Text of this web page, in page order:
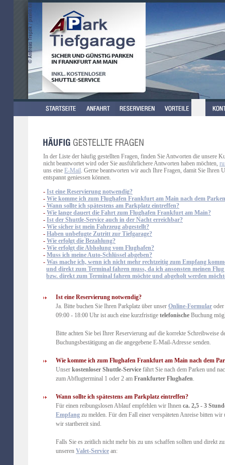
In der Liste der häufig gestellten Fragen, finden Sie Antworten die unsere
nicht beantwortet wird oder Sie ausführlichere Antworten haben möchten,
uns eine E-Mail. Gerne beantworten wir auch Ihre Fragen, damit Sie Ihren
entspannt geniessen können.
- Ist eine Reservierung notwendig?
- Wie komme ich zum Flughafen Frankfurt am Main nach dem
- Wann sollte ich spätestens am Parkplatz eintreffen?
- Wie lange dauert die Fahrt zum Flughafen Frankfurt am Main?
- Ist der Shuttle-Service auch in der Nacht erreichbar?
- Wie sicher ist mein Fahrzeug abgestellt?
- Haben unbefugte Zutritt zur Tiefgarage?
- Wie erfolgt die Bezahlung?
- Wie erfolgt die Abholung vom Flughafen?
- Muss ich meine Auto-Schlüssel abgeben?
- Was mache ich, wenn ich nicht mehr rechtzeitig zum Empfang
und direkt zum Terminal fahren muss, da ich ansonsten meinen Flug
bzw. direkt zum Terminal fahren möchte und abgeholt werden
Ist eine Reservierung notwendig?
Ja. Bitte buchen Sie Ihren Parkplatz über unser Online-Formular oder
09:00 - 18:00 Uhr ist auch eine kurzfristige telefonische Buchung
Bitte achten Sie bei Ihrer Reservierung auf die korrekte Schreibweise
Buchungsbestätigung an die angegebene E-Mail-Adresse senden.
Wie komme ich zum Flughafen Frankfurt am Main nach dem
Unser kostenloser Shuttle-Service fährt Sie nach dem Parken und
zum Abflugterminal 1 oder 2 am Frankfurter Flughafen.
Wann sollte ich spätestens am Parkplatz eintreffen?
Für einen reibungslosen Ablauf empfehlen wir Ihnen ca. 2,5 - 3
Empfang zu melden. Für den Fall einer verspäteten Anreise bitten
wir startbereit sind.
Falls Sie es zeitlich nicht mehr bis zu uns schaffen sollten und direkt
unseren Valet-Service an: